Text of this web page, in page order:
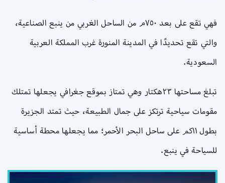
فهي تقع على بعد ٧٥٠م من الساحل الغربي من ينبع الصناعية،
والتي تقع تحديدًا في المدينة المنورة غرب المملكة العربية
السعودية.
تبلغ مساحتها ٢٣هكتار وهي تمتاز بموقع جغرافي يجعلها تمتلك
مقومات سياحية ترتكز على جمال الطبيعة، حيث تمتد الجزيرة
بطول ١١كم على ساحل البحر الأحمر؛ مما يجعلها محطة أساسية
للسياحة في ينبع.